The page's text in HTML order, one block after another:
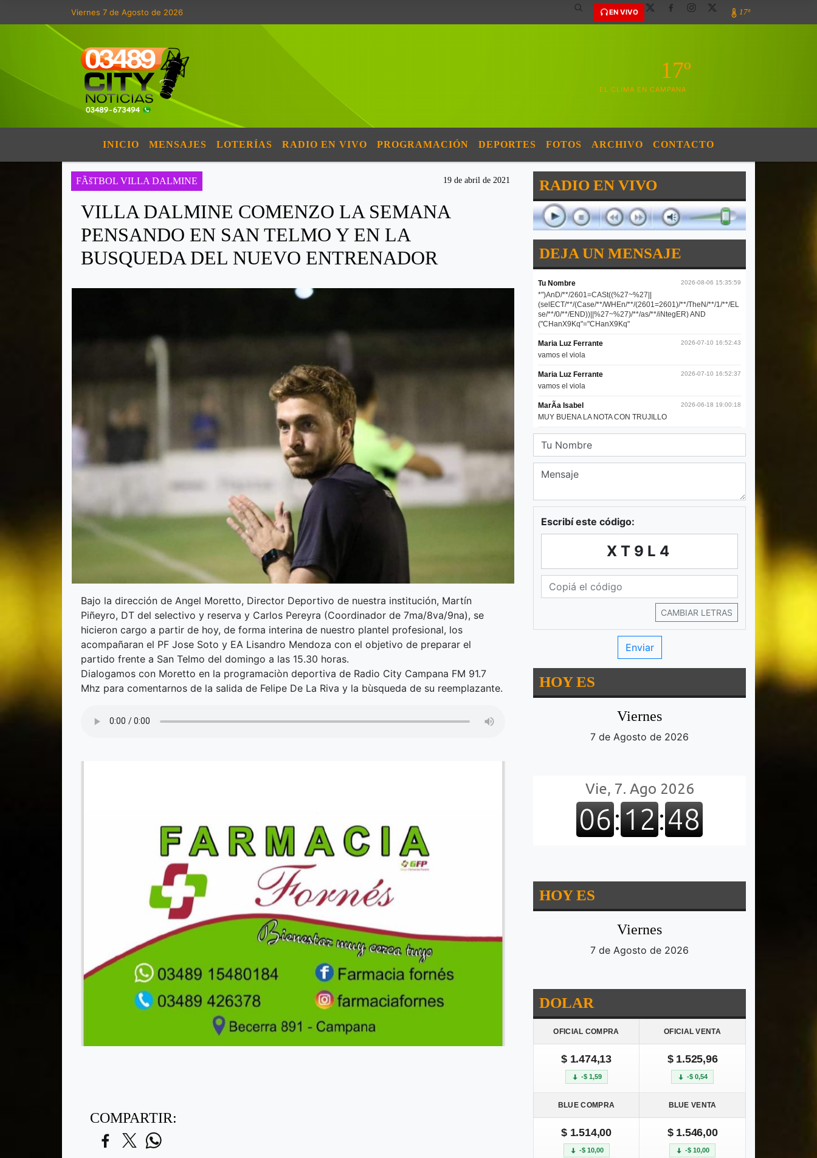
Viernes 7 de Agosto de 2026 EN VIVO 17º
17º
EL CLIMA EN CAMPANA
INICIO MENSAJES LOTERÍAS RADIO EN VIVO PROGRAMACIÓN DEPORTES FOTOS ARCHIVO CONTACTO
FÃšTBOL VILLA DALMINE 19 de abril de 2021
VILLA DALMINE COMENZO LA SEMANA
PENSANDO EN SAN TELMO Y EN LA
BUSQUEDA DEL NUEVO ENTRENADOR
Bajo la dirección de Angel Moretto, Director Deportivo de nuestra institución, Martín
Piñeyro, DT del selectivo y reserva y Carlos Pereyra (Coordinador de 7ma/8va/9na), se
hicieron cargo a partir de hoy, de forma interina de nuestro plantel profesional, los
acompañaran el PF Jose Soto y EA Lisandro Mendoza con el objetivo de preparar el
partido frente a San Telmo del domingo a las 15.30 horas.
Dialogamos con Moretto en la programaciòn deportiva de Radio City Campana FM 91.7
Mhz para comentarnos de la salida de Felipe De La Riva y la bùsqueda de su reemplazante.
COMPARTIR:
RADIO EN VIVO
DEJA UN MENSAJE
Escribí este código:
XT9L4
CAMBIAR LETRAS
HOY ES
Viernes
7 de Agosto de 2026
HOY ES
Viernes
7 de Agosto de 2026
DOLAR
OFICIAL COMPRA OFICIAL VENTA
$ 1.474,13
-$ 1,59
$ 1.525,96
-$ 0,54
BLUE COMPRA BLUE VENTA
$ 1.514,00
-$ 10,00
$ 1.546,00
-$ 10,00